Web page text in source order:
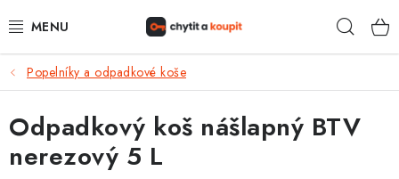
na
DŮM, BYT, ZAHRADA
ZÁMEČNICTVÍ - ZABEZPEČENÍ
KANCELÁŘ
Popelníky a odpadkové koše
Odpadkový koš nášlapný BTV
nerezový 5 L